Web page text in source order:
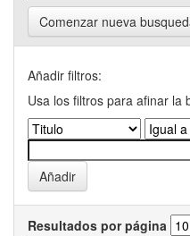
Comenzar nueva
Añadir filtros:
Usa los filtros para afinar la
Resultados por página